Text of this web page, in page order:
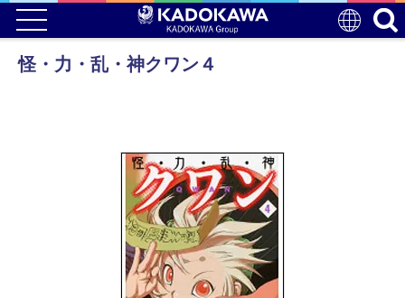
怪・力・乱・神クワン４